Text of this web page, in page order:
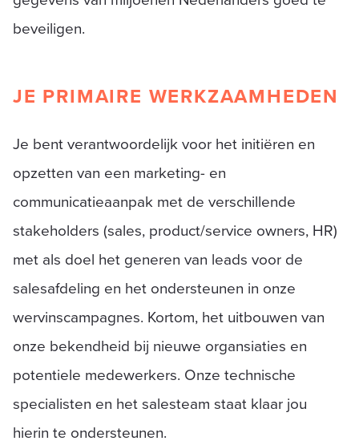
beveiligen.
JE PRIMAIRE WERKZAAMHEDEN
Je bent verantwoordelijk voor het initiëren en
opzetten van een marketing- en
communicatieaanpak met de verschillende
stakeholders (sales, product/service owners, HR)
met als doel het generen van leads voor de
salesafdeling en het ondersteunen in onze
wervinscampagnes. Kortom, het uitbouwen van
onze bekendheid bij nieuwe organsiaties en
potentiele medewerkers. Onze technische
specialisten en het salesteam staat klaar jou
hierin te ondersteunen.